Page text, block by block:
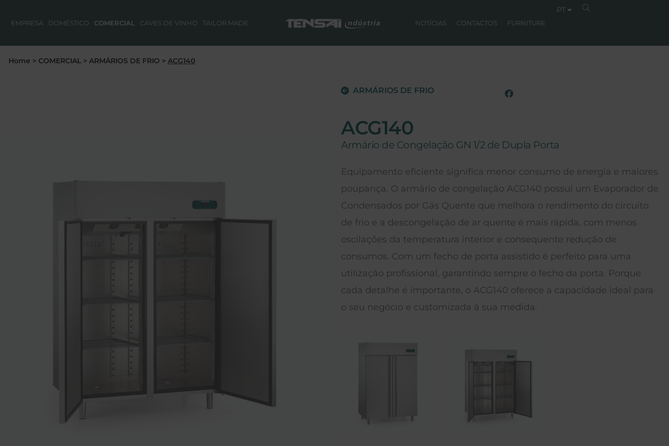
EMPRESA DOMÉSTICO COMERCIAL CAVES DE VINHO TAILOR MADE NOTÍCIAS CONTACTOS FURNITURE
PT
Home > COMERCIAL> ARMÁRIOS DE FRIO > ACG140
ARMÁRIOS DE FRIO
ACG140
Armário de Congelação GN 1/2 de Dupla Porta
Equipamento eficiente significa menor consumo de energia e maiores
poupança. O armário de congelação ACG140 possui um Evaporador de
Condensados por Gás Quente que melhora o rendimento do circuito
de frio e a descongelação de ar quente é mais rápida, com menos
oscilações da temperatura interior e consequente redução de
consumos. Com um fecho de porta assistido é perfeito para uma
utilização profissional, garantindo sempre o fecho da porta. Porque
cada detalhe é importante, o ACG140 oferece a capacidade ideal para
o seu negócio e customizada à sua medida.